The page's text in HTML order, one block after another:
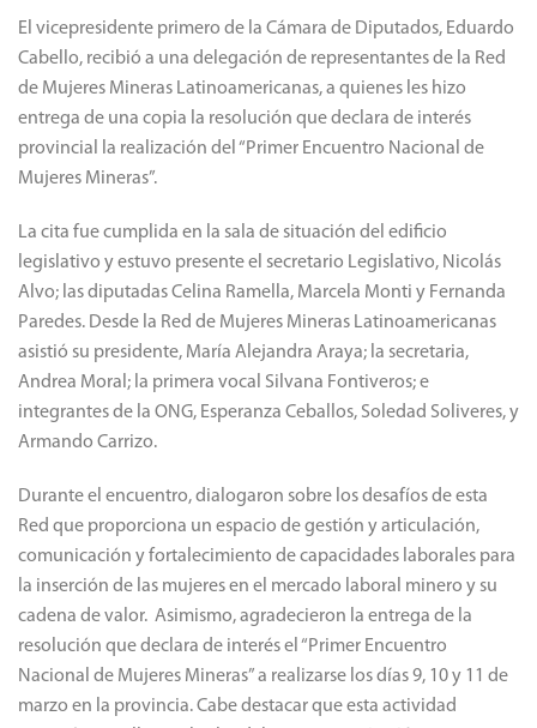
El vicepresidente primero de la Cámara de Diputados, Eduardo
Cabello, recibió a una delegación de representantes de la Red
de Mujeres Mineras Latinoamericanas, a quienes les hizo
entrega de una copia la resolución que declara de interés
provincial la realización del “Primer Encuentro Nacional de
Mujeres Mineras”.
La cita fue cumplida en la sala de situación del edificio
legislativo y estuvo presente el secretario Legislativo, Nicolás
Alvo; las diputadas Celina Ramella, Marcela Monti y Fernanda
Paredes. Desde la Red de Mujeres Mineras Latinoamericanas
asistió su presidente, María Alejandra Araya; la secretaria,
Andrea Moral; la primera vocal Silvana Fontiveros; e
integrantes de la ONG, Esperanza Ceballos, Soledad Soliveres, y
Armando Carrizo.
Durante el encuentro, dialogaron sobre los desafíos de esta
Red que proporciona un espacio de gestión y articulación,
comunicación y fortalecimiento de capacidades laborales para
la inserción de las mujeres en el mercado laboral minero y su
cadena de valor. Asimismo, agradecieron la entrega de la
resolución que declara de interés el “Primer Encuentro
Nacional de Mujeres Mineras” a realizarse los días 9, 10 y 11 de
marzo en la provincia. Cabe destacar que esta actividad